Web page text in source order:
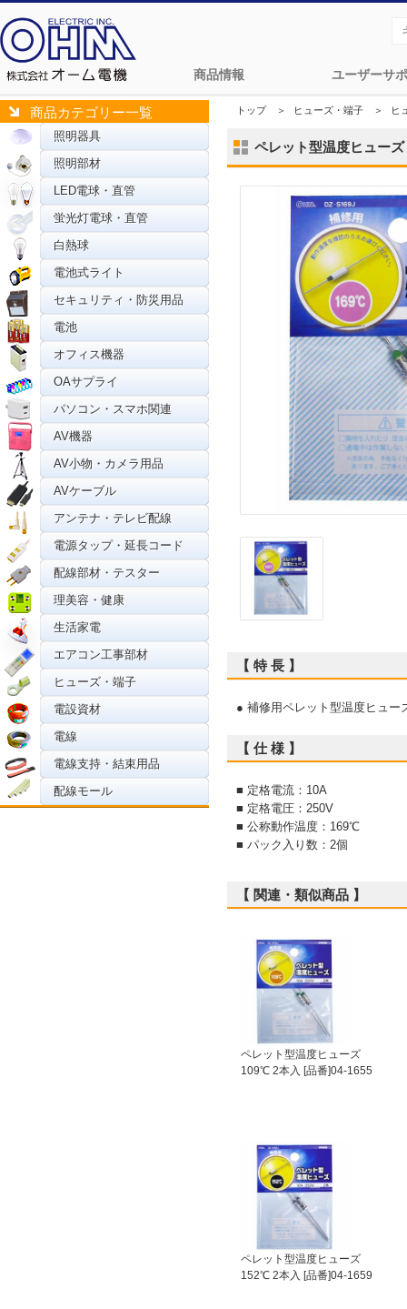
商品情報 ユーザーサ
商品カテゴリー一覧
照明器具
照明部材
LED電球・直管
蛍光灯電球・直管
白熱球
電池式ライト
セキュリティ・防災用品
電池
オフィス機器
OAサプライ
パソコン・スマホ関連
AV機器
AV小物・カメラ用品
AVケーブル
アンテナ・テレビ配線
電源タップ・延長コード
配線部材・テスター
理美容・健康
生活家電
エアコン工事部材
ヒューズ・端子
電設資材
電線
電線支持・結束用品
配線モール
トップ＞ ヒューズ・端子 ＞ ヒ
ペレット型温度ヒュー
【 特 長 】
● 補修用ペレット型温度ヒュー
【 仕 様 】
■ 定格電流：10A
■ 定格電圧：250V
■ 公称動作温度：169℃
■ パック入り数：2個
【 関連・類似商品 】
ペレット型温度ヒューズ
109℃ 2本入 [品番]04-1655
ペレット型温度ヒューズ
152℃ 2本入 [品番]04-1659